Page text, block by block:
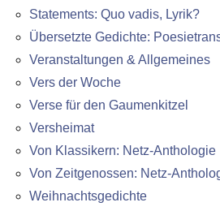
Statements: Quo vadis, Lyrik?
Übersetzte Gedichte:
Veranstaltungen & Allgemeines
Vers der Woche
Verse für den Gaumenkitzel
Versheimat
Von Klassikern: Netz-Anthologie
Von Zeitgenossen: Netz-
Weihnachtsgedichte